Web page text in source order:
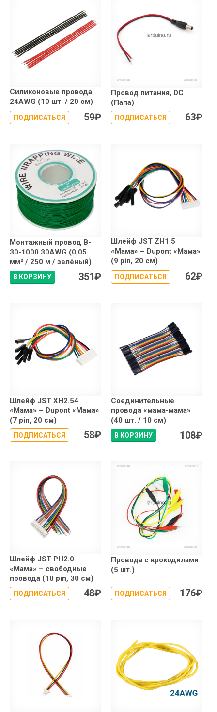
Силиконовые провода
24AWG (10 шт. / 20 см)
ПОДПИСАТЬСЯ 59₽
Провод питания, DC
(Папа)
ПОДПИСАТЬСЯ 63₽
Монтажный провод B-
30-1000 30AWG (0,05
мм² / 250 м / зелёный)
В КОРЗИНУ 351₽
Шлейф JST ZH1.5
«Мама» – Dupont «Мама»
(9 pin, 20 см)
ПОДПИСАТЬСЯ 62₽
Шлейф JST XH2.54
«Мама» – Dupont «Мама»
(7 pin, 20 см)
ПОДПИСАТЬСЯ 58₽
Соединительные
провода «мама-мама»
(40 шт. / 10 см)
В КОРЗИНУ 108₽
Шлейф JST PH2.0
«Мама» – свободные
провода (10 pin, 30 см)
ПОДПИСАТЬСЯ 48₽
Провода с крокодилами
(5 шт.)
ПОДПИСАТЬСЯ 176₽